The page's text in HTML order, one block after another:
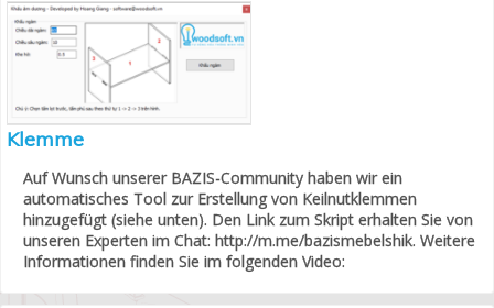
Klemme
Auf Wunsch unserer BAZIS-Community haben wir ein
automatisches Tool zur Erstellung von Keilnutklemmen
hinzugefügt (siehe unten). Den Link zum Skript erhalten Sie von
unseren Experten im Chat: http://m.me/bazismebelshik. Weitere
Informationen finden Sie im folgenden Video: